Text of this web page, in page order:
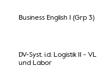
Business English I (Grp 3)
DV-Syst. i.d. Logistik II - VL
und Labor